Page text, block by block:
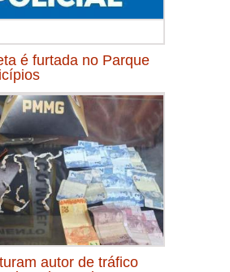
é furtada no Parque
autor de tráfico